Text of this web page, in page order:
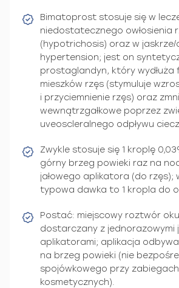
Bimatoprost stosuje się w
niedostatecznego owłosienia
(hypotrichosis) oraz w
hypertension; jest on
prostaglandyn, który wydłuża
mieszków rzęs (stymuluje
i przyciemnienie rzęs) oraz
wewnątrzgałkowe poprzez
uveoscleralnego odpływu
Zwykle stosuje się 1 kroplę
górny brzeg powieki raz na
jałowego aplikatora (do rzęs);
typowa dawka to 1 kropla do
Postać: miejscowy roztwór
dostarczany z jednorazowymi
aplikatorami; aplikacja
na brzeg powieki (nie
spojówkowego przy zabiegach
kosmetycznych).